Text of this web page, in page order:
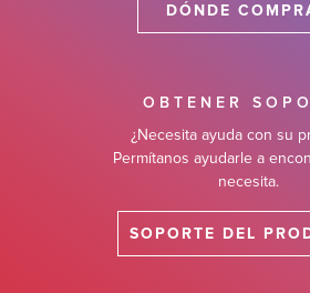
DÓNDE
OBTENER
¿Necesita ayuda con su
Permítanos ayudarle a
necesita.
SOPORTE DEL